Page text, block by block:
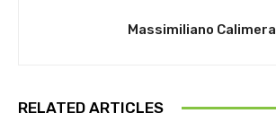
Massimiliano Calimera
RELATED ARTICLES